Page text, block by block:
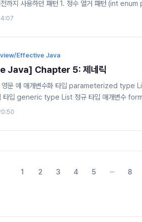
까지 사용하던 패턴 1. 정수 열거 패턴 (int
= 0; public static final int APPLE_PIPPIN =
ORANGE_BLOOD = 2; 타입 안전을 보장할 ..
Effective Java
Java] Chapter 5: 제네릭
영문 예 매개변수화 타입 parameterized
타입 generic type List 정규 타입 매개변수
type List 로 타입 raw type List 한정
는다. Set Set, Set는. 안전하지만, 로타입인
1 2 3 4 5 ··· 8